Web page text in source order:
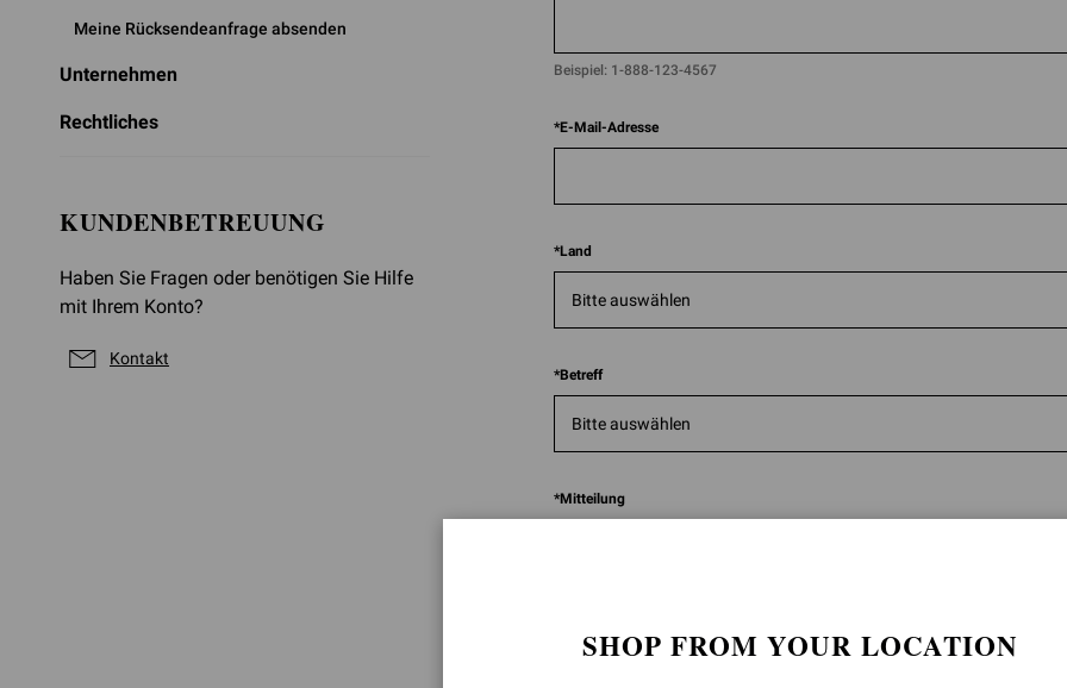
Meine Rücksendeanfrage absenden
Unternehmen
Rechtliches
KUNDENBETREUUNG
Haben Sie Fragen oder benötigen Sie Hilfe
mit Ihrem Konto?
Kontakt
Beispiel: 1-888-123-4567​
*E-Mail-Adresse
*Land
*Betreff
*Mitteilung
SHOP FROM YOUR LOCATION